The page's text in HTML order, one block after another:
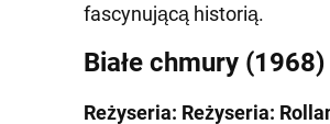
fascynującą historią.
Białe chmury (1968)
Reżyseria: Reżyseria: